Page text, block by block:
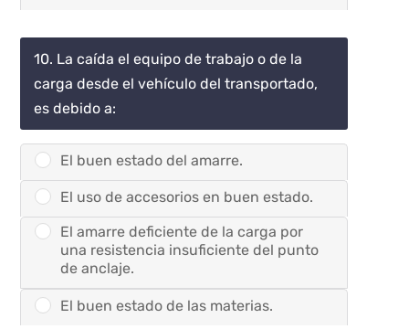
10. La caída el equipo de trabajo o de la
carga desde el vehículo del transportado,
es debido a:
El buen estado del amarre.
El uso de accesorios en buen estado.
El amarre deficiente de la carga por
una resistencia insuficiente del punto
de anclaje.
El buen estado de las materias.